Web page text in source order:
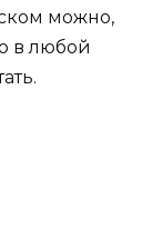
можно,
в любой